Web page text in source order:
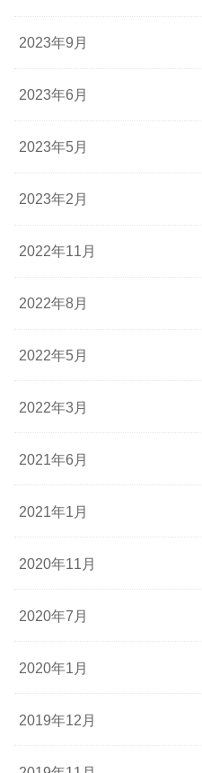
2023年9月
2023年6月
2023年5月
2023年2月
2022年11月
2022年8月
2022年5月
2022年3月
2021年6月
2021年1月
2020年11月
2020年7月
2020年1月
2019年12月